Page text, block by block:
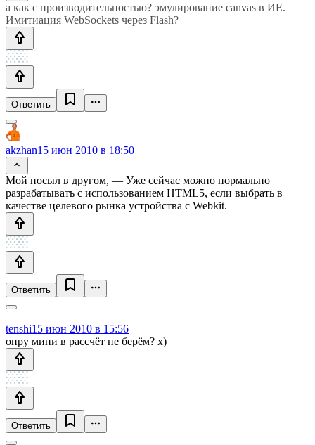
а как с производительностью? эмулирование canvas в ИЕ.
Имитиация WebSockets через Flash?
Ответить
akzhan15 июн 2010 в 18:50
Мой посыл в другом, — Уже сейчас можно нормально
разрабатывать с использованием HTML5, если выбрать в
качестве целевого рынка устройства с Webkit.
Ответить
tenshi15 июн 2010 в 15:56
опру мини в рассчёт не берём? х)
Ответить